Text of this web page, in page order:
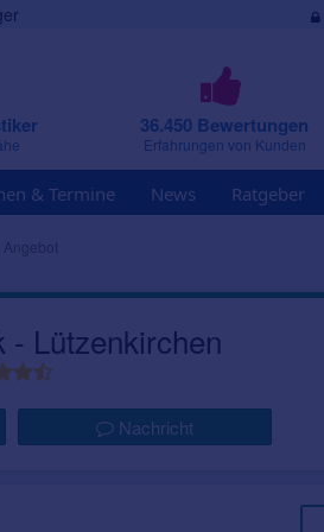
36.450 Bewertungen
Erfahrungen von Kunden
& Termine News Ratgeber
- Lützenkirchen
Nachricht